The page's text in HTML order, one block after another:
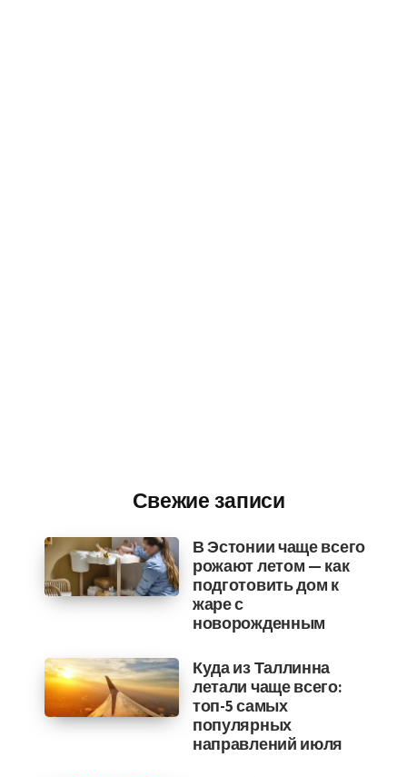
Свежие записи
В Эстонии чаще всего
рожают летом — как
подготовить дом к
жаре с
новорожденным
Куда из Таллинна
летали чаще всего:
топ-5 самых
популярных
направлений июля